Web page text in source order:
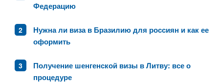
Федерацию
Нужна ли виза в Бразилию для россиян и как ее
оформить
Получение шенгенской визы в Литву: все о
процедуре